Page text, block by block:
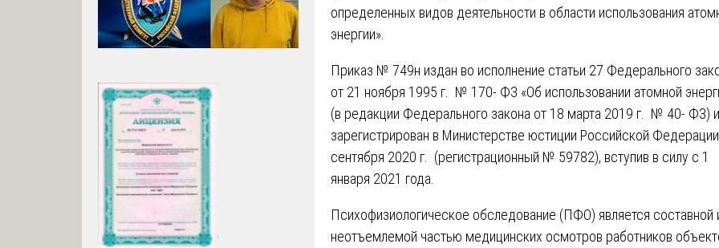
определенных видов деятельности в области использования
энергии».
Приказ № 749н издан во исполнение статьи 27 Федерального
от 21 ноября 1995 г. № 170- ФЗ «Об использовании атомной
(в редакции Федерального закона от 18 марта 2019 г. № 40- ФЗ) и
зарегистрирован в Министерстве юстиции Российской
сентября 2020 г. (регистрационный № 59782), вступив в силу с 1
января 2021 года.
Психофизиологическое обследование (ПФО) является составной
неотъемлемой частью медицинских осмотров работников